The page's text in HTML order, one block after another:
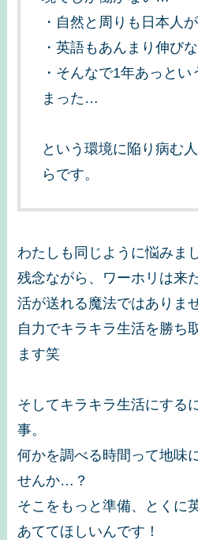
・自然と周りも日本人
・英語もあんまり伸び
・そんなで1年あっとい
まった…
という環境に陥り病む
らです。
わたしも同じように悩みま
残念ながら、ワーホリは来
活が送れる魔法ではありま
自力でキラキラ生活を勝ち
ます笑
そしてキラキラ生活にする
事。
何かを調べる時間って地味
せんか…？
そこをもっと準備、とくに
あててほしいんです！